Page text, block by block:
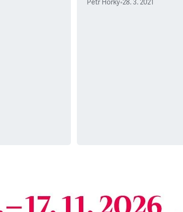
Petr Horký•28. 3. 2021